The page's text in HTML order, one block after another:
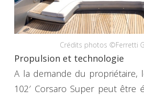
Crédits photos ©Ferretti
Propulsion et technologie
A la demande du propriétaire,
102′ Corsaro Super peut être